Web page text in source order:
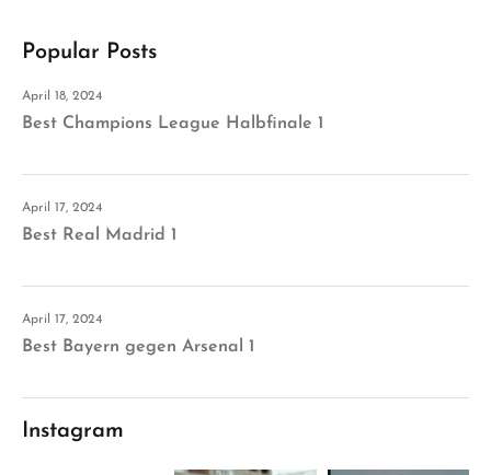
Popular Posts
April 18, 2024
Best Champions League Halbfinale 1
April 17, 2024
Best Real Madrid 1
April 17, 2024
Best Bayern gegen Arsenal 1
Instagram